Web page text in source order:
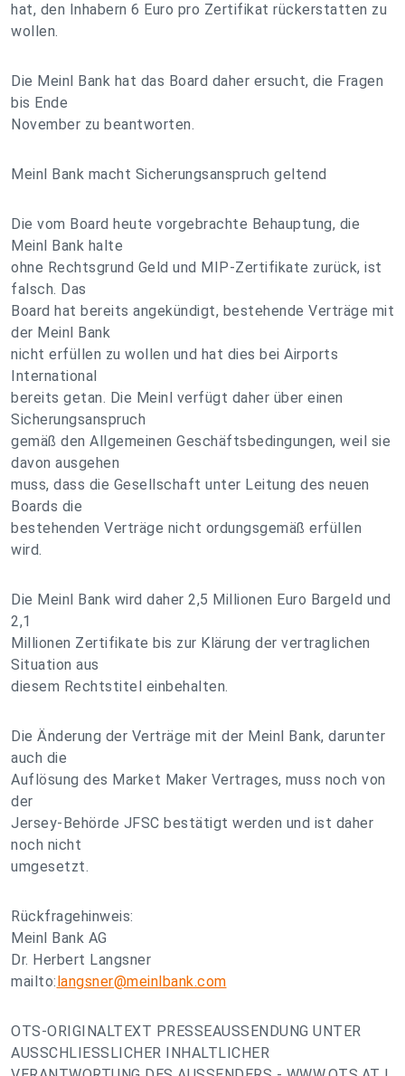
hat, den Inhabern 6 Euro pro Zertifikat rückerstatten zu
wollen.
Die Meinl Bank hat das Board daher ersucht, die Fragen
bis Ende
November zu beantworten.
Meinl Bank macht Sicherungsanspruch geltend
Die vom Board heute vorgebrachte Behauptung, die
Meinl Bank halte
ohne Rechtsgrund Geld und MIP-Zertifikate zurück, ist
falsch. Das
Board hat bereits angekündigt, bestehende Verträge mit
der Meinl Bank
nicht erfüllen zu wollen und hat dies bei Airports
International
bereits getan. Die Meinl verfügt daher über einen
Sicherungsanspruch
gemäß den Allgemeinen Geschäftsbedingungen, weil sie
davon ausgehen
muss, dass die Gesellschaft unter Leitung des neuen
Boards die
bestehenden Verträge nicht ordungsgemäß erfüllen
wird.
Die Meinl Bank wird daher 2,5 Millionen Euro Bargeld und
2,1
Millionen Zertifikate bis zur Klärung der vertraglichen
Situation aus
diesem Rechtstitel einbehalten.
Die Änderung der Verträge mit der Meinl Bank, darunter
auch die
Auflösung des Market Maker Vertrages, muss noch von
der
Jersey-Behörde JFSC bestätigt werden und ist daher
noch nicht
umgesetzt.
Rückfragehinweis:
Meinl Bank AG
Dr. Herbert Langsner
mailto:langsner@meinlbank.com
OTS-ORIGINALTEXT PRESSEAUSSENDUNG UNTER
AUSSCHLIESSLICHER INHALTLICHER